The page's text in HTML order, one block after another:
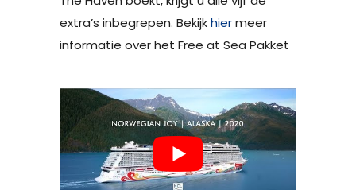
extra’s inbegrepen. Bekijkhiermeer
informatie over het Free at Sea Pakket